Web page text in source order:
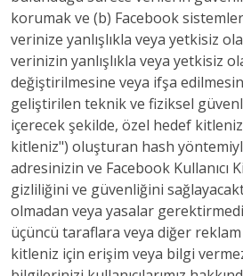
korumak ve (b) Facebook
verinize yanlışlıkla veya yetkisiz
verinizin yanlışlıkla veya yetkisiz
değiştirilmesine veya ifşa
geliştirilen teknik ve fiziksel
içerecek şekilde, özel hedef
kitleniz") oluşturan hash
adresinizin ve Facebook Kullanıcı
gizliliğini ve güvenliğini
olmadan veya yasalar
üçüncü taraflara veya diğer
kitleniz için erişim veya bilgi